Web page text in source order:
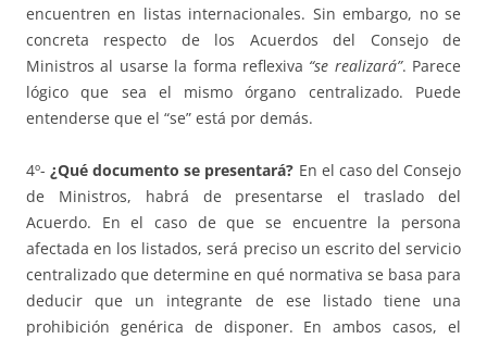
encuentren en listas internacionales. Sin embargo, no se
concreta respecto de los Acuerdos del Consejo de
Ministros al usarse la forma reflexiva “se realizará”. Parece
lógico que sea el mismo órgano centralizado. Puede
entenderse que el “se” está por demás.
4º-¿Qué documento se presentará? En el caso del Consejo
de Ministros, habrá de presentarse el traslado del
Acuerdo. En el caso de que se encuentre la persona
afectada en los listados, será preciso un escrito del servicio
centralizado que determine en qué normativa se basa para
deducir que un integrante de ese listado tiene una
prohibición genérica de disponer. En ambos casos, el